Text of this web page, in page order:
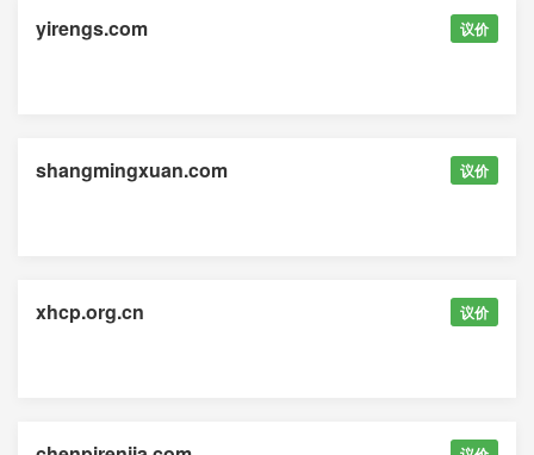
yirengs.com 议价
shangmingxuan.com 议价
xhcp.org.cn 议价